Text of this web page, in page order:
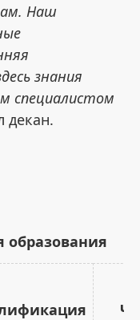
Наш
знания
специалистом
декан.